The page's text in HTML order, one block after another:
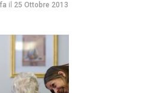
il 25 Ottobre 2013